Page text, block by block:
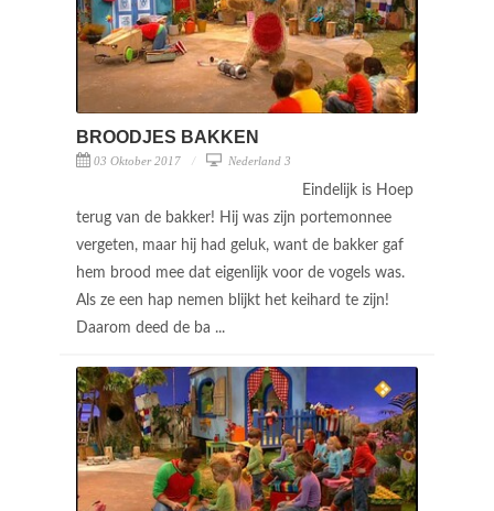
BROODJES BAKKEN
03 Oktober 2017 Nederland 3
Eindelijk is Hoep
terug van de bakker! Hij was zijn portemonnee
vergeten, maar hij had geluk, want de bakker gaf
hem brood mee dat eigenlijk voor de vogels was.
Als ze een hap nemen blijkt het keihard te zijn!
Daarom deed de ba ...